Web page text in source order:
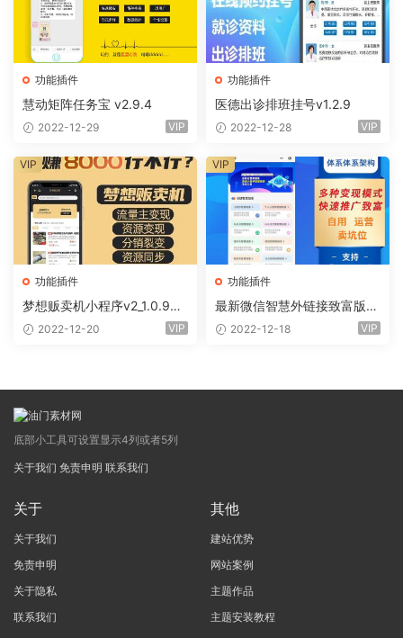
功能插件
慧动矩阵任务宝 v2.9.4
2022-12-29 VIP
功能插件
医德出诊排班挂号v1.2.9
2022-12-28 VIP
功能插件
梦想贩卖机小程序v2_1.0.96
+全插件（线传）
2022-12-20 VIP
VIP
功能插件
最新微信智慧外链接致富版小
程序（前端+全插件)
2022-12-18 VIP
VIP
底部小工具可设置显示4列或者5列
关于我们 免责申明 联系我们
关于
关于我们
免责申明
关于隐私
联系我们
其他
建站优势
网站案例
主题作品
主题安装教程